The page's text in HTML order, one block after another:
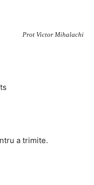
Prot Victor Mihalachi
a trimite.